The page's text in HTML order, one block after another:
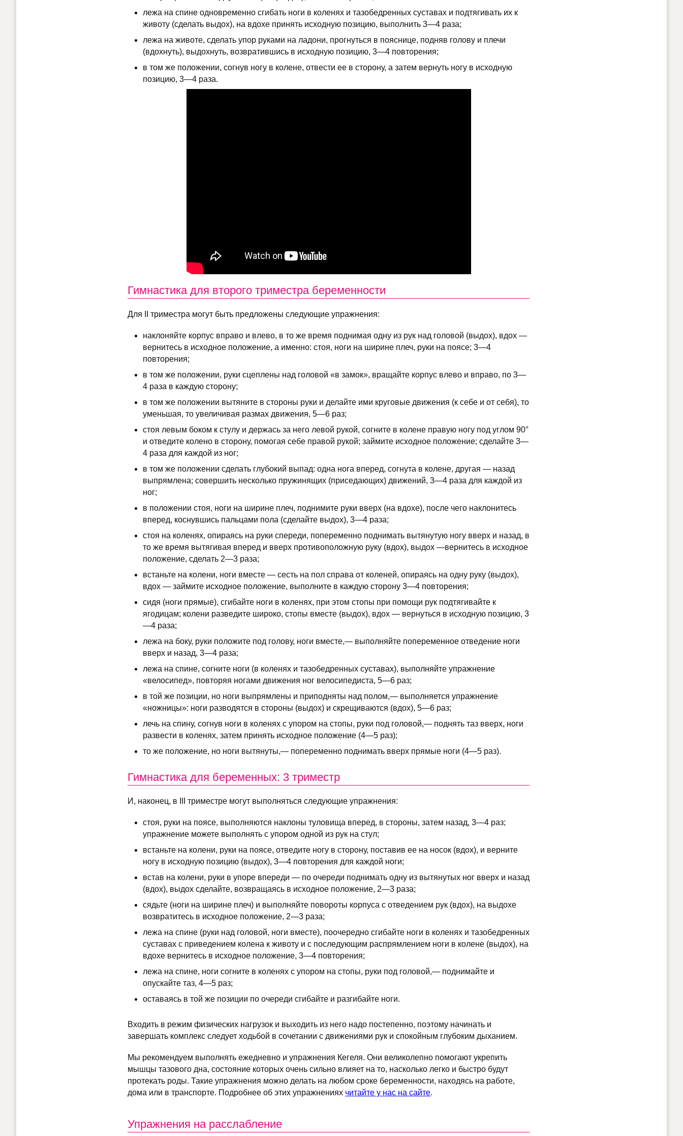
лежа на спине одновременно сгибать ноги в коленях и тазобедренных суставах и подтягивать их к
животу (сделать выдох), на вдохе принять исходную позицию, выполнить 3—4 раза;
лежа на животе, сделать упор руками на ладони, прогнуться в пояснице, подняв голову и плечи
(вдохнуть), выдохнуть, возвратившись в исходную позицию, 3—4 повторения;
в том же положении, согнув ногу в колене, отвести ее в сторону, а затем вернуть ногу в исходную
позицию, 3—4 раза.
Гимнастика для второго триместра беременности
Для II триместра могут быть предложены следующие упражнения:
наклоняйте корпус вправо и влево, в то же время поднимая одну из рук над головой (выдох), вдох —
вернитесь в исходное положение, а именно: стоя, ноги на ширине плеч, руки на поясе; 3—4
повторения;
в том же положении, руки сцеплены над головой «в замок», вращайте корпус влево и вправо, по 3—
4 раза в каждую сторону;
в том же положении вытяните в стороны руки и делайте ими круговые движения (к себе и от себя), то
уменьшая, то увеличивая размах движения, 5—6 раз;
стоя левым боком к стулу и держась за него левой рукой, согните в колене правую ногу под углом 90°
и отведите колено в сторону, помогая себе правой рукой; займите исходное положение; сделайте 3—
4 раза для каждой из ног;
в том же положении сделать глубокий выпад: одна нога вперед, согнута в колене, другая — назад
выпрямлена; совершить несколько пружинящих (приседающих) движений, 3—4 раза для каждой из
ног;
в положении стоя, ноги на ширине плеч, поднимите руки вверх (на вдохе), после чего наклонитесь
вперед, коснувшись пальцами пола (сделайте выдох), 3—4 раза;
стоя на коленях, опираясь на руки спереди, попеременно поднимать вытянутую ногу вверх и назад, в
то же время вытягивая вперед и вверх противоположную руку (вдох), выдох —вернитесь в исходное
положение, сделать 2—3 раза;
встаньте на колени, ноги вместе — сесть на пол справа от коленей, опираясь на одну руку (выдох),
вдох — займите исходное положение, выполните в каждую сторону 3—4 повторения;
сидя (ноги прямые), сгибайте ноги в коленях, при этом стопы при помощи рук подтягивайте к
ягодицам; колени разведите широко, стопы вместе (выдох), вдох — вернуться в исходную позицию, 3
—4 раза;
лежа на боку, руки положите под голову, ноги вместе,— выполняйте попеременное отведение ноги
вверх и назад, 3—4 раза;
лежа на спине, согните ноги (в коленях и тазобедренных суставах), выполняйте упражнение
«велосипед», повторяя ногами движения ног велосипедиста, 5—6 раз;
в той же позиции, но ноги выпрямлены и приподняты над полом,— выполняется упражнение
«ножницы»: ноги разводятся в стороны (выдох) и скрещиваются (вдох), 5—6 раз;
лечь на спину, согнув ноги в коленях с упором на стопы, руки под головой,— поднять таз вверх, ноги
развести в коленях, затем принять исходное положение (4—5 раз);
то же положение, но ноги вытянуты,— попеременно поднимать вверх прямые ноги (4—5 раз).
Гимнастика для беременных: 3 триместр
И, наконец, в III триместре могут выполняться следующие упражнения:
стоя, руки на поясе, выполняются наклоны туловища вперед, в стороны, затем назад, 3—4 раз;
упражнение можете выполнять с упором одной из рук на стул;
встаньте на колени, руки на поясе, отведите ногу в сторону, поставив ее на носок (вдох), и верните
ногу в исходную позицию (выдох), 3—4 повторения для каждой ноги;
встав на колени, руки в упоре впереди — по очереди поднимать одну из вытянутых ног вверх и назад
(вдох), выдох сделайте, возвращаясь в исходное положение, 2—3 раза;
сядьте (ноги на ширине плеч) и выполняйте повороты корпуса с отведением рук (вдох), на выдохе
возвратитесь в исходное положение, 2—3 раза;
лежа на спине (руки над головой, ноги вместе), поочередно сгибайте ноги в коленях и тазобедренных
суставах с приведением колена к животу и с последующим распрямлением ноги в колене (выдох), на
вдохе вернитесь в исходное положение, 3—4 повторения;
лежа на спине, ноги согните в коленях с упором на стопы, руки под головой,— поднимайте и
опускайте таз, 4—5 раз;
оставаясь в той же позиции по очереди сгибайте и разгибайте ноги.
Входить в режим физических нагрузок и выходить из него надо постепенно, поэтому начинать и
завершать комплекс следует ходьбой в сочетании с движениями рук и спокойным глубоким дыханием.
Мы рекомендуем выполнять ежедневно и упражнения Кегеля. Они великолепно помогают укрепить
мышцы тазового дна, состояние которых очень сильно влияет на то, насколько легко и быстро будут
протекать роды. Такие упражнения можно делать на любом сроке беременности, находясь на работе,
дома или в транспорте. Подробнее об этих упражнениях читайте у нас на сайте.
Упражнения на расслабление